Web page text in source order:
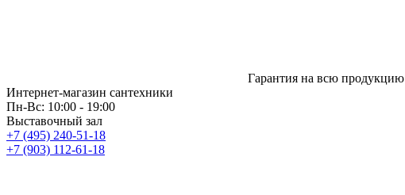
Гарантия на всю продукцию
Интернет-магазин сантехники
Пн-Вс: 10:00 - 19:00
Выставочный зал
+7 (495) 240-51-18
+7 (903) 112-61-18